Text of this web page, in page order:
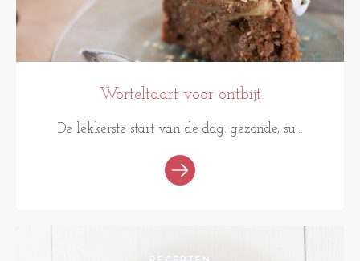
Worteltaart voor ontbijt
De lekkerste start van de dag: gezonde, su...